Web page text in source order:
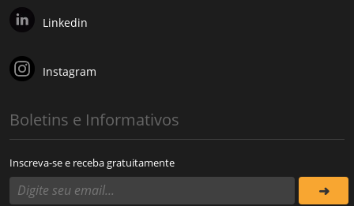
Linkedin
Instagram
Boletins e Informativos
Inscreva-se e receba gratuitamente